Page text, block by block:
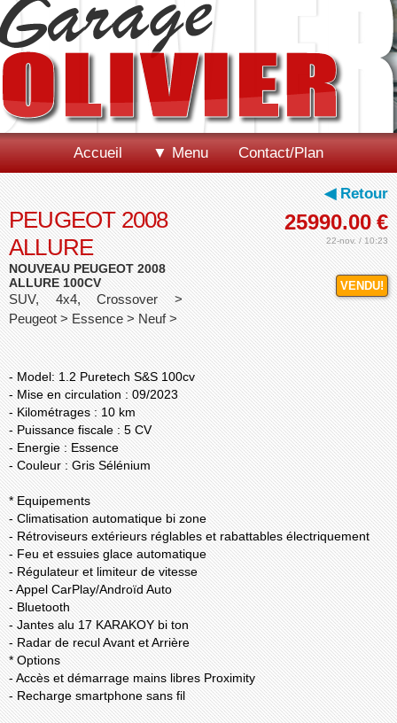
Accueil ▼ Menu Contact/Plan
◀ Retour
25990.00 €
22-nov. / 10:23
VENDU!
PEUGEOT 2008
ALLURE
NOUVEAU PEUGEOT 2008
ALLURE 100CV
SUV, 4x4, Crossover >
Peugeot > Essence > Neuf >
- Model: 1.2 Puretech S&S 100cv
- Mise en circulation : 09/2023
- Kilométrages : 10 km
- Puissance fiscale : 5 CV
- Energie : Essence
- Couleur : Gris Sélénium
* Equipements
- Climatisation automatique bi zone
- Rétroviseurs extérieurs réglables et rabattables électriquement
- Feu et essuies glace automatique
- Régulateur et limiteur de vitesse
- Appel CarPlay/Androïd Auto
- Bluetooth
- Jantes alu 17 KARAKOY bi ton
- Radar de recul Avant et Arrière
* Options
- Accès et démarrage mains libres Proximity
- Recharge smartphone sans fil